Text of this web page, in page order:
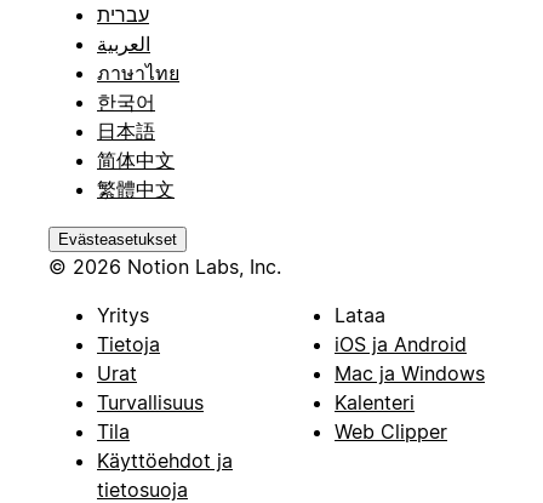
עברית
العربية
ภาษาไทย
한국어
日本語
简体中文
繁體中文
Evästeasetukset
© 2026 Notion Labs, Inc.
Yritys
Tietoja
Urat
Turvallisuus
Tila
Käyttöehdot ja
tietosuoja
Lataa
iOS ja Android
Mac ja Windows
Kalenteri
Web Clipper